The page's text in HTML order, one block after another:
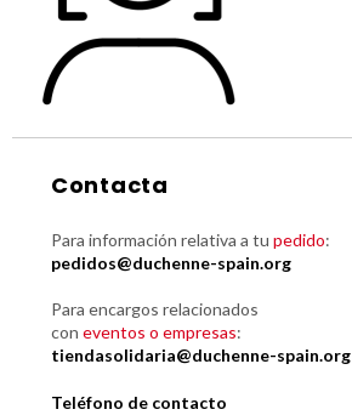
Contacta
Para información relativa a tu pedido:
pedidos@duchenne-spain.org
Para encargos relacionados
con eventos o empresas:
tiendasolidaria@duchenne-spain.org
Teléfono de contacto